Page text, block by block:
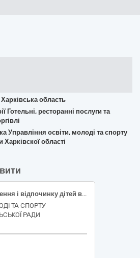
Харківська область
Готельні, ресторанні послуги та
Управління освіти, молоді та спорту
Харківскої області
Послуги з оздоровлення і відпочинку дітей в дитячих закладах оздоровлення та відпочинку у Закарпатській області
ТА СПОРТУ
РАДИ